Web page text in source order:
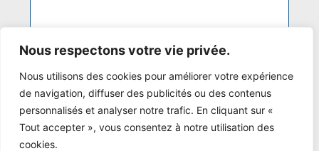
Nous respectons votre vie privée.
Nous utilisons des cookies pour améliorer votre expérience
de navigation, diffuser des publicités ou des contenus
personnalisés et analyser notre trafic. En cliquant sur «
Tout accepter », vous consentez à notre utilisation des
cookies.
J'accepte d'être contacté.e par le gîte Au
ma demande exprimée ci-dessus.
Envoyer